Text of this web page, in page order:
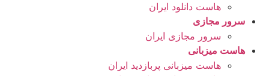
هاست دانلود ایران
سرور مجازی
سرور مجازی ایران
هاست میزبانی
هاست میزبانی پربازدید ایران